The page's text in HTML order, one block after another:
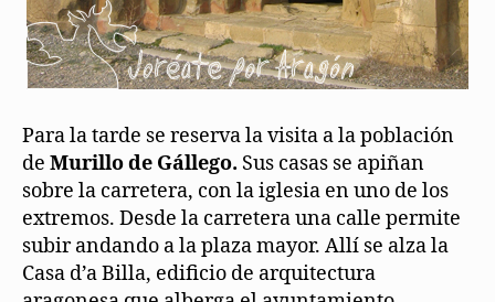
Para la tarde se reserva la visita a la población
de Murillo de Gállego. Sus casas se apiñan
sobre la carretera, con la iglesia en uno de los
extremos. Desde la carretera una calle permite
subir andando a la plaza mayor. Allí se alza la
Casa d’a Billa, edificio de arquitectura